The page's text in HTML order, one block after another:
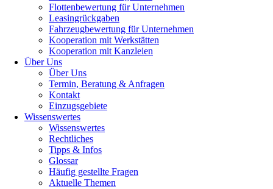
Flottenbewertung für Unternehmen
Leasingrückgaben
Fahrzeugbewertung für Unternehmen
Kooperation mit Werkstätten
Kooperation mit Kanzleien
Über Uns
Über Uns
Termin, Beratung & Anfragen
Kontakt
Einzugsgebiete
Wissenswertes
Wissenswertes
Rechtliches
Tipps & Infos
Glossar
Häufig gestellte Fragen
Aktuelle Themen